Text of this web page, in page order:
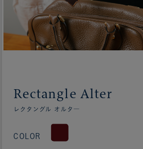
Rectangle Alter
レクタングル オルタ―
COLOR